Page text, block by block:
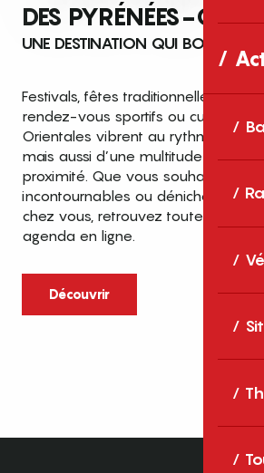
DES PYRÉNÉES-
UNE DESTINATION QUI BOUGE
Festivals, fêtes traditionnelles,
rendez-vous sportifs ou culturels…
Orientales vibrent au rythme de
mais aussi d’une multitude
proximité. Que vous souhaitiez vivre
incontournables ou dénicher des
chez vous, retrouvez toutes les
agenda en ligne.
Découvrir
Top des événements
en famille
cet été dans les
Entre mer Méditerranée,
caractère et grands espaces
Pyrénées-Orientales sont
idéale pour partager des
famille tout au